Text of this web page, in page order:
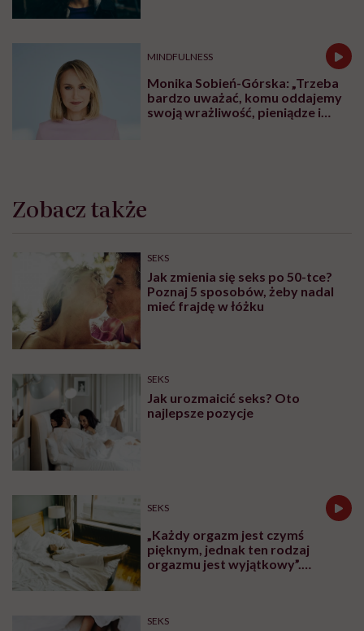
MINDFULNESS
Monika Sobień-Górska: „Trzeba
bardzo uważać, komu oddajemy
swoją wrażliwość, pieniądze i
Zobacz także
SEKS
Jak zmienia się seks po 50-tce?
Poznaj 5 sposobów, żeby nadal
mieć frajdę w łóżku
SEKS
Jak urozmaicić seks? Oto
najlepsze pozycje
SEKS
„Każdy orgazm jest czymś
pięknym, jednak ten rodzaj
orgazmu jest wyjątkowy”.
SEKS